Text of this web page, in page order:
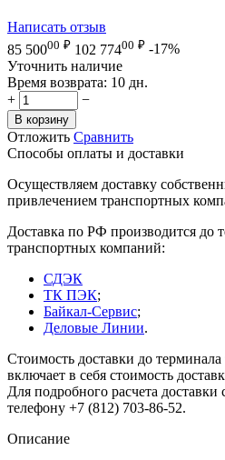
Написать отзыв
85 50000 ₽ 102 77400 ₽ -17%
Уточнить наличие
Время возврата: 10 дн.
+
−
В корзину
Отложить Сравнить
Способы оплаты и доставки
Осуществляем доставку
привлечением транспортных
Доставка по РФ производится до
транспортных компаний:
СДЭК
ТК ПЭК;
Байкал-Сервис;
Деловые Линии.
Стоимость доставки до
включает в себя стоимость
Для подробного расчета
телефону +7 (812) 703-86-52.
Описание